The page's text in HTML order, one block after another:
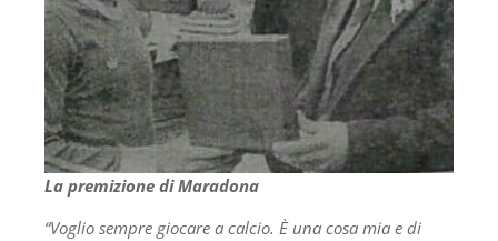
La premizione di Maradona
“Voglio sempre giocare a calcio. È una cosa mia e di